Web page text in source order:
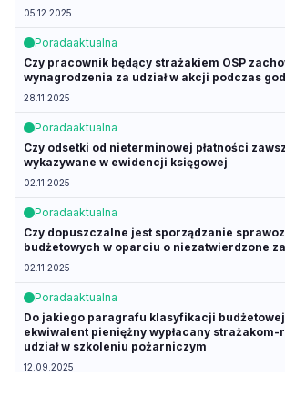
05.12.2025
Poradaaktualna
Czy pracownik będący strażakiem OSP
wynagrodzenia za udział w akcji podczas
28.11.2025
Poradaaktualna
Czy odsetki od nieterminowej płatności
wykazywane w ewidencji księgowej
02.11.2025
Poradaaktualna
Czy dopuszczalne jest sporządzanie
budżetowych w oparciu o niezatwierdzone
02.11.2025
Poradaaktualna
Do jakiego paragrafu klasyfikacji
ekwiwalent pieniężny wypłacany strażakom-
udział w szkoleniu pożarniczym
12.09.2025